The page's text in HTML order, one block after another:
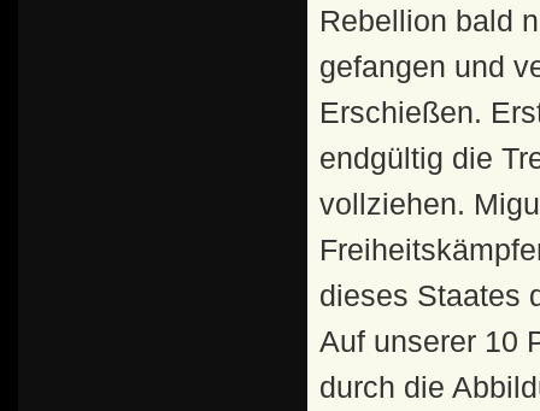
Rebellion bald
gefangen und
Erschießen.
endgültig die
vollziehen.
dieses Staates
Auf unserer 10
durch die